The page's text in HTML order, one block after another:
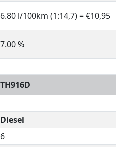
6.80 l/100km (1:14,7) = €10,95
7.00 %
TH916D
Diesel
6